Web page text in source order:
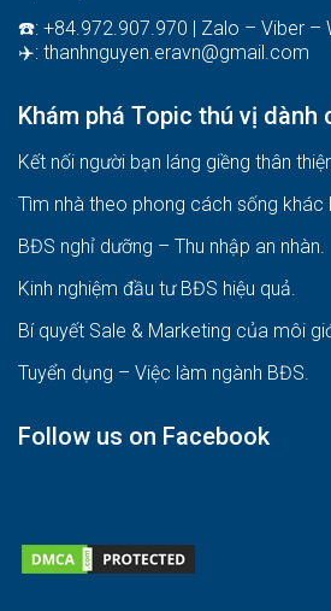
☎️: +84.972.907.970 | Zalo – Viber –
✈️: thanhnguyen.eravn@gmail.com
Khám phá Topic thú vị dành
Kết nối người bạn láng giềng thân
Tìm nhà theo phong cách sống khác
BĐS nghỉ dưỡng – Thu nhập an nhàn.
Kinh nghiệm đầu tư BĐS hiệu quả.
Bí quyết Sale & Marketing của môi
Tuyển dụng – Việc làm ngành BĐS.
Follow us on Facebook